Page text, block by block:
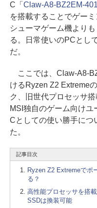
C「 Claw-A8-BZ2EM-
を搭載することでゲー
シューマゲーム機より
る。日常使いのPCとし
だ。
ここでは、Claw-A8-
けるRyzen Z2 Extreme
ク、旧世代プロセッサ
MSI独自のゲーム向け
Cとしての使い勝手につ
た。
記事目次
Ryzen Z2 Extremeでポ
る？
高性能プロセッサを搭
SSDは換装可能